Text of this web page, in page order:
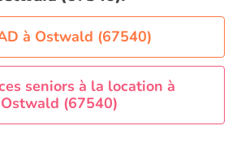
à Ostwald (67540)
seniors à la location à
Ostwald (67540)